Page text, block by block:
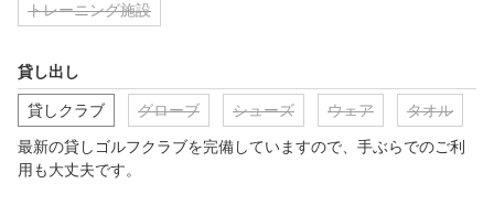
トレーニング施設
貸し出し
貸しクラブ グローブ シューズ ウェア タオル
最新の貸しゴルフクラブを完備していますので、手ぶらでのご利
用も大丈夫です。